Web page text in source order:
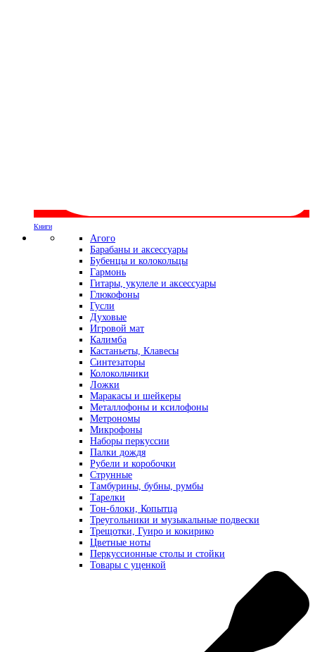
Книги
Агого
Барабаны и аксессуары
Бубенцы и колокольцы
Гармонь
Гитары, укулеле и аксессуары
Глюкофоны
Гусли
Духовые
Игровой мат
Калимба
Кастаньеты, Клавесы
Синтезаторы
Колокольчики
Ложки
Маракасы и шейкеры
Металлофоны и ксилофоны
Метрономы
Микрофоны
Наборы перкуссии
Палки дождя
Рубели и коробочки
Струнные
Тамбурины, бубны, румбы
Тарелки
Тон-блоки, Копытца
Треугольники и музыкальные подвески
Трещотки, Гуиро и кокирико
Цветные ноты
Перкуссионные столы и стойки
Товары с уценкой